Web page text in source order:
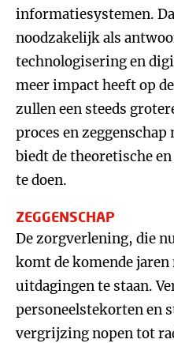
informatiesystemen.
noodzakelijk als
technologisering en
meer impact heeft op
zullen een steeds
proces en
biedt de theoretische
te doen.
ZEGGENSCHAP
De zorgverlening, die
komt de komende jaren
uitdagingen te staan.
personeelstekorten en
vergrijzing nopen tot